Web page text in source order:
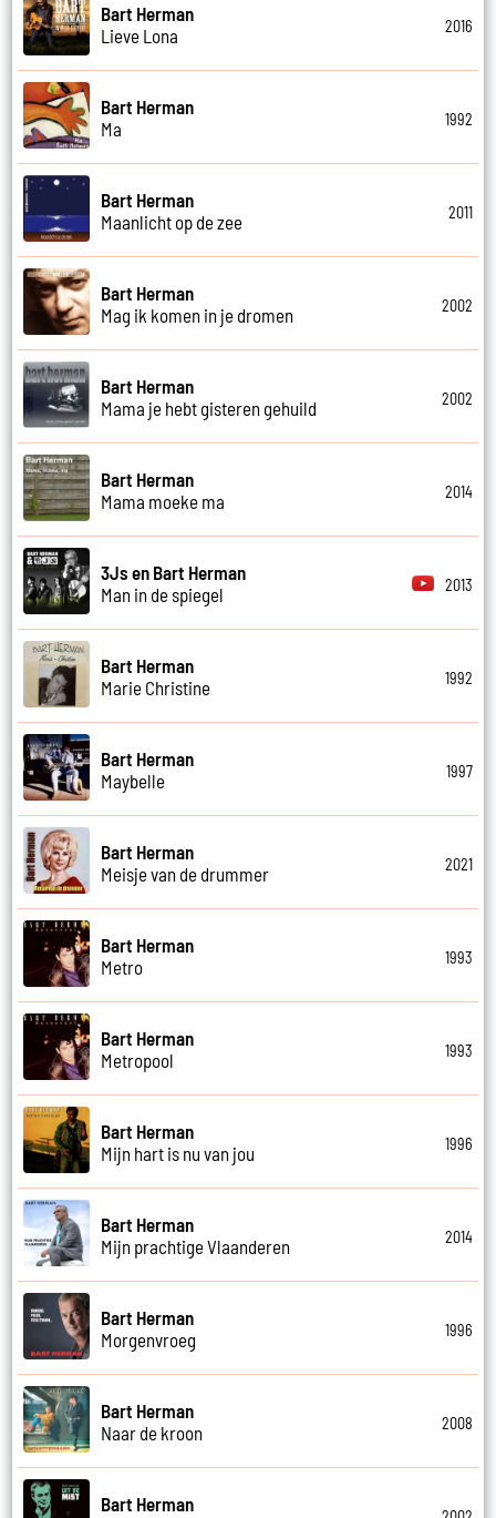
Bart Herman
Lieve Lona
2016
Bart Herman
Ma
1992
Bart Herman
Maanlicht op de zee
2011
Bart Herman
Mag ik komen in je dromen
2002
Bart Herman
Mama je hebt gisteren gehuild
2002
Bart Herman
Mama moeke ma
2014
3Js en Bart Herman
Man in de spiegel
2013
Bart Herman
Marie Christine
1992
Bart Herman
Maybelle
1997
Bart Herman
Meisje van de drummer
2021
Bart Herman
Metro
1993
Bart Herman
Metropool
1993
Bart Herman
Mijn hart is nu van jou
1996
Bart Herman
Mijn prachtige Vlaanderen
2014
Bart Herman
Morgenvroeg
1996
Bart Herman
Naar de kroon
2008
Bart Herman